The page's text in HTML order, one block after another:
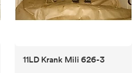
11LD Krank Mili 626-3